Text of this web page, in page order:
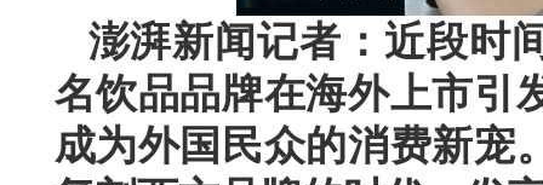
澎湃新闻记者：近段时
名饮品品牌在海外上市引
成为外国民众的消费新宠